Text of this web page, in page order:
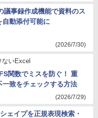
議事録作成機能で資料のス
自動添付可能に
(2026/7/30)
いExcel
関数でミスを防ぐ！ 重
致をチェックする方法
(2026/7/29)
ェイプを正規表現検索・